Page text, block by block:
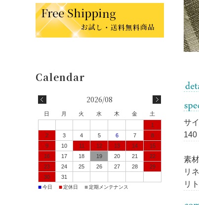
サ
140
素材
リ
リ
2026/08
日 月 火 水 木 金
土
1
2
3 4 5 6 7
8
9
10 11 12 13 14
15
16
17 18 19 20 21
22
23
24 25 26 27 28
29
30
31
■今日 ■定休日 ■定期メンテナンス